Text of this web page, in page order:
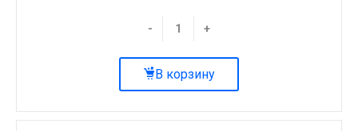
- +
В корзину